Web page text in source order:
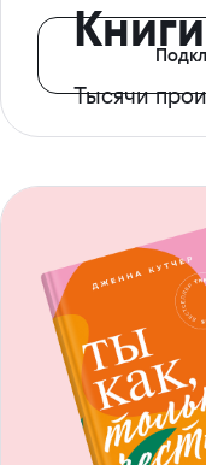
Книги
Тысячи
с доступом